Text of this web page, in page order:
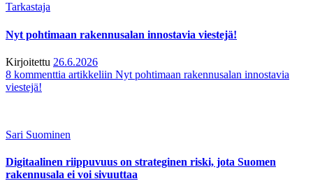
Tarkastaja
Nyt pohtimaan rakennusalan innostavia viestejä!
Kirjoitettu 26.6.2026
8 kommenttia artikkeliin Nyt pohtimaan rakennusalan innostavia
viestejä!
Sari Suominen
Digitaalinen riippuvuus on strateginen riski, jota Suomen
rakennusala ei voi sivuuttaa